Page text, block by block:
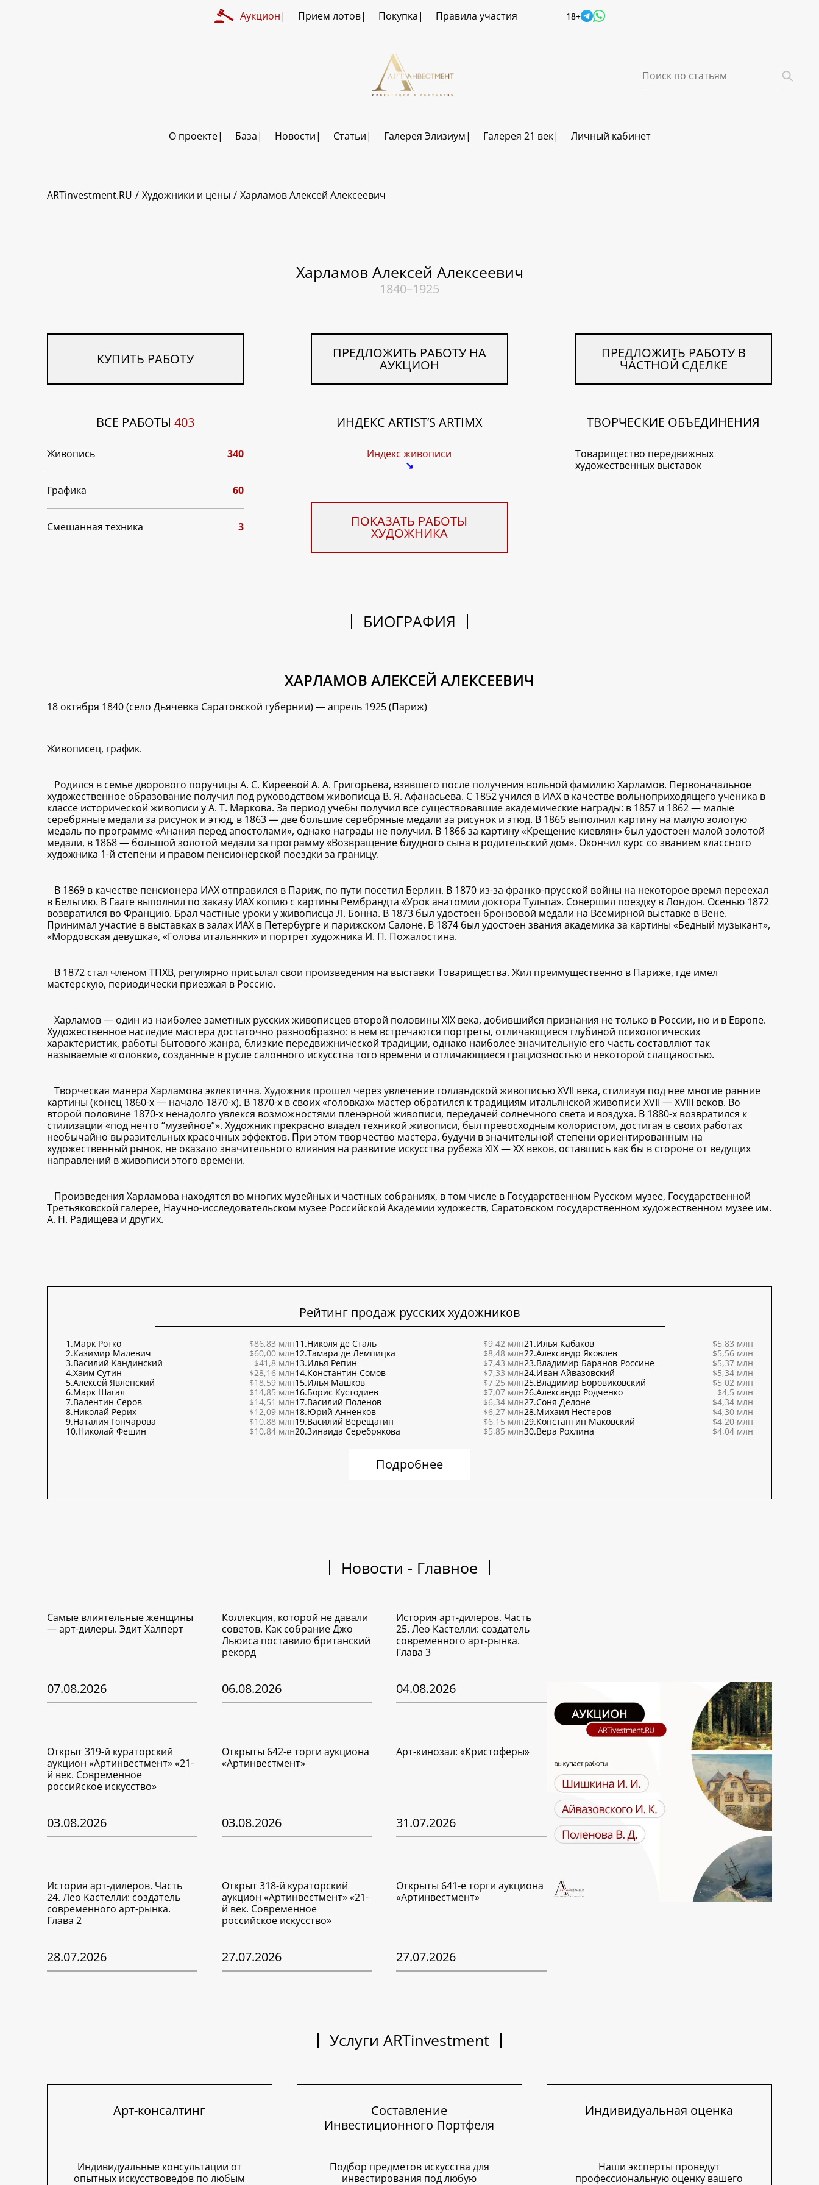
Аукцион Прием лотов Покупка Правила участия 18+
О проекте База Новости Статьи Галерея Элизиум Галерея 21 век Личный кабинет
ARTinvestment.RU Художники и цены Харламов Алексей Алексеевич
Харламов Алексей Алексеевич
1840–1925
КУПИТЬ РАБОТУ ПРЕДЛОЖИТЬ РАБОТУ НА
АУКЦИОН
ПРЕДЛОЖИТЬ РАБОТУ В
ЧАСТНОЙ СДЕЛКЕ
ВСЕ РАБОТЫ403
Живопись 340
Графика 60
Смешанная техника 3
ИНДЕКС ARTIST’S ARTIMX
Индекс живописи
↘
ПОКАЗАТЬ РАБОТЫ
ХУДОЖНИКА
ТВОРЧЕСКИЕ ОБЪЕДИНЕНИЯ
Товарищество передвижных
художественных выставок
БИОГРАФИЯ
ХАРЛАМОВ АЛЕКСЕЙ АЛЕКСЕЕВИЧ
18 октября 1840 (село Дьячевка Саратовской губернии) — апрель 1925 (Париж)
Живописец, график.
Родился в семье дворового поручицы А. С. Киреевой А. А. Григорьева, взявшего после получения вольной фамилию Харламов. Первоначальное
художественное образование получил под руководством живописца В. Я. Афанасьева. С 1852 учился в ИАХ в качестве вольноприходящего ученика в
классе исторической живописи у А. Т. Маркова. За период учебы получил все существовавшие академические награды: в 1857 и 1862 — малые
серебряные медали за рисунок и этюд, в 1863 — две большие серебряные медали за рисунок и этюд. В 1865 выполнил картину на малую золотую
медаль по программе «Анания перед апостолами», однако награды не получил. В 1866 за картину «Крещение киевлян» был удостоен малой золотой
медали, в 1868 — большой золотой медали за программу «Возвращение блудного сына в родительский дом». Окончил курс со званием классного
художника 1-й степени и правом пенсионерской поездки за границу.
В 1869 в качестве пенсионера ИАХ отправился в Париж, по пути посетил Берлин. В 1870 из-за франко-прусской войны на некоторое время переехал
в Бельгию. В Гааге выполнил по заказу ИАХ копию с картины Рембрандта «Урок анатомии доктора Тульпа». Совершил поездку в Лондон. Осенью 1872
возвратился во Францию. Брал частные уроки у живописца Л. Бонна. В 1873 был удостоен бронзовой медали на Всемирной выставке в Вене.
Принимал участие в выставках в залах ИАХ в Петербурге и парижском Салоне. В 1874 был удостоен звания академика за картины «Бедный музыкант»,
«Мордовская девушка», «Голова итальянки» и портрет художника И. П. Пожалостина.
В 1872 стал членом ТПХВ, регулярно присылал свои произведения на выставки Товарищества. Жил преимущественно в Париже, где имел
мастерскую, периодически приезжая в Россию.
Харламов — один из наиболее заметных русских живописцев второй половины XIX века, добившийся признания не только в России, но и в Европе.
Художественное наследие мастера достаточно разнообразно: в нем встречаются портреты, отличающиеся глубиной психологических
характеристик, работы бытового жанра, близкие передвижнической традиции, однако наиболее значительную его часть составляют так
называемые «головки», созданные в русле салонного искусства того времени и отличающиеся грациозностью и некоторой слащавостью.
Творческая манера Харламова эклектична. Художник прошел через увлечение голландской живописью XVII века, стилизуя под нее многие ранние
картины (конец 1860-х — начало 1870-х). В 1870-х в своих «головках» мастер обратился к традициям итальянской живописи XVII — XVIII веков. Во
второй половине 1870-х ненадолго увлекся возможностями пленэрной живописи, передачей солнечного света и воздуха. В 1880-х возвратился к
стилизации «под нечто “музейное”». Художник прекрасно владел техникой живописи, был превосходным колористом, достигая в своих работах
необычайно выразительных красочных эффектов. При этом творчество мастера, будучи в значительной степени ориентированным на
художественный рынок, не оказало значительного влияния на развитие искусства рубежа XIX — ХХ веков, оставшись как бы в стороне от ведущих
направлений в живописи этого времени.
Произведения Харламова находятся во многих музейных и частных собраниях, в том числе в Государственном Русском музее, Государственной
Третьяковской галерее, Научно-исследовательском музее Российской Академии художеств, Саратовском государственном художественном музее им.
А. Н. Радищева и других.
Рейтинг продаж русских художников
1.Марк Ротко
$86,83 млн
2.Казимир Малевич
$60,00 млн
3.Василий Кандинский
$41,8 млн
4.Хаим Сутин
$28,16 млн
5.Алексей Явленский
$18,59 млн
6.Марк Шагал
$14,85 млн
7.Валентин Серов
$14,51 млн
8.Николай Рерих
$12,09 млн
9.Наталия Гончарова
$10,88 млн
10.Николай Фешин $10,84 млн
11.Николя де Сталь
$9,42 млн
12.Тамара де Лемпицка
$8,48 млн
13.Илья Репин
$7,43 млн
14.Константин Сомов
$7,33 млн
15.Илья Машков
$7,25 млн
16.Борис Кустодиев
$7,07 млн
17.Василий Поленов
$6,34 млн
18.Юрий Анненков
$6,27 млн
19.Василий Верещагин
$6,15 млн
20.Зинаида Серебрякова $5,85 млн
21.Илья Кабаков
$5,83 млн
22.Александр Яковлев
$5,56 млн
23.Владимир Баранов-Россине
$5,37 млн
24.Иван Айвазовский
$5,34 млн
25.Владимир Боровиковский
$5,02 млн
26.Александр Родченко
$4,5 млн
27.Соня Делоне
$4,34 млн
28.Михаил Нестеров
$4,30 млн
29.Константин Маковский
$4,20 млн
30.Вера Рохлина $4,04 млн
Подробнее
Новости - Главное
Самые влиятельные женщины
— арт-дилеры. Эдит Халперт
07.08.2026
Коллекция, которой не давали
советов. Как собрание Джо
Льюиса поставило британский
рекорд
06.08.2026
История арт-дилеров. Часть
25. Лео Кастелли: создатель
современного арт-рынка.
Глава 3
04.08.2026
Открыт 319-й кураторский
аукцион «Артинвестмент» «21-
й век. Современное
российское искусство»
03.08.2026
Открыты 642-е торги аукциона
«Артинвестмент»
03.08.2026
Арт-кинозал: «Кристоферы»
31.07.2026
История арт-дилеров. Часть
24. Лео Кастелли: создатель
современного арт-рынка.
Глава 2
28.07.2026
Открыт 318-й кураторский
аукцион «Артинвестмент» «21-
й век. Современное
российское искусство»
27.07.2026
Открыты 641-е торги аукциона
«Артинвестмент»
27.07.2026
Услуги ARTinvestment
Арт-консалтинг
Индивидуальные консультации от
опытных искусствоведов по любым
Составление
Инвестиционного Портфеля
Подбор предметов искусства для
инвестирования под любую
Индивидуальная оценка
Наши эксперты проведут
профессиональную оценку вашего